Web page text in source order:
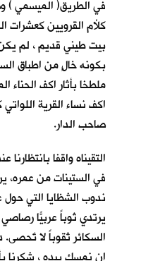
في الطريق( الميسمي
كلأم القرويين كعشرات
بيت طيني قديم ، لم يكن
بكونه خالٍ من اطباق
ملطخا بأثار اكف الحناء
اكف نساء القرية
صاحب الدار.
التقيناه واقفا
في الستينات من
ندوب الشظايا التي حول
يرتدي ثوباً عربيّاً
السكائر ثقوباً لا تٌحصى.